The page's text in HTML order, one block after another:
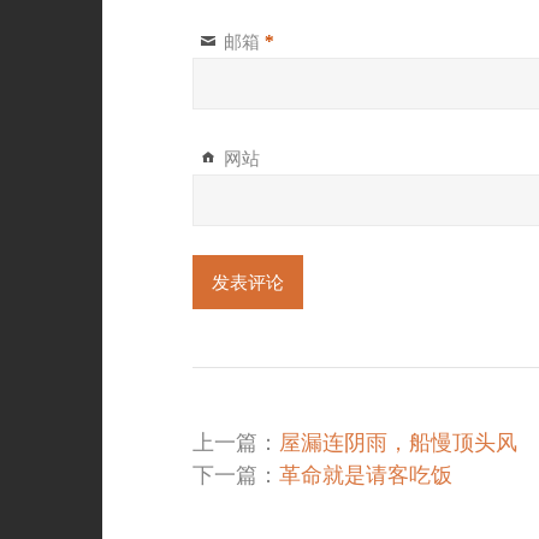
邮箱 *
网站
上一篇： 屋漏连阴雨，船慢顶头风
下一篇： 革命就是请客吃饭